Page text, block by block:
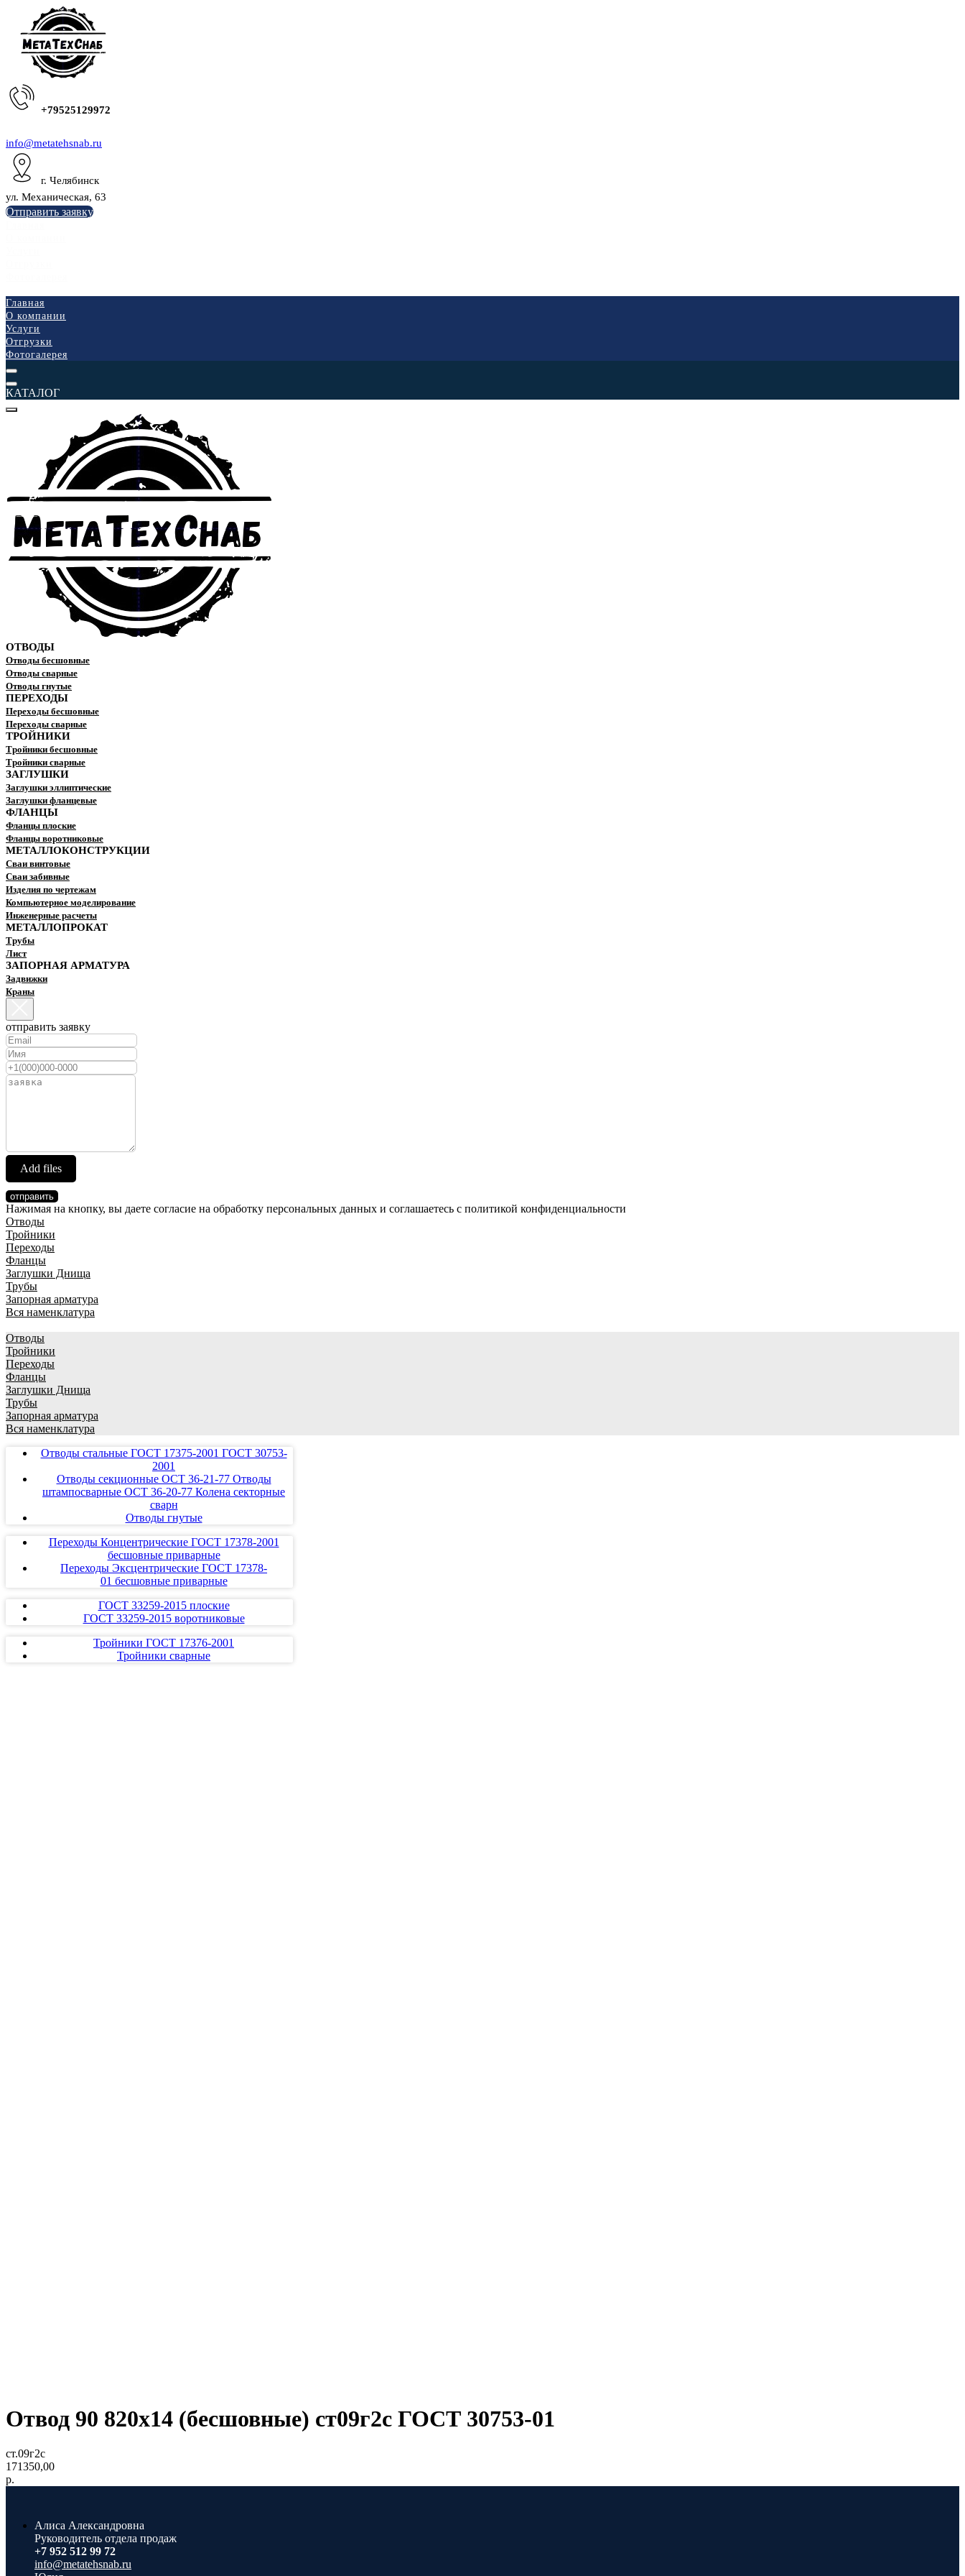
+79525129972
info@metatehsnab.ru
г. Челябинск
ул. Механическая, 63
Отправить заявку
Главная
О компании
Услуги
Отгрузки
Фотогалерея
КАТАЛОГ
ОТВОДЫ
Отводы бесшовные
Отводы сварные
Отводы гнутые
ПЕРЕХОДЫ
Переходы бесшовные
Переходы сварные
ТРОЙНИКИ
Тройники бесшовные
Тройники сварные
ЗАГЛУШКИ
Заглушки эллиптические
Заглушки фланцевые
ФЛАНЦЫ
Фланцы плоские
Фланцы воротниковые
МЕТАЛЛОКОНСТРУКЦИИ
Сваи винтовые
Сваи забивные
Изделия по чертежам
Компьютерное моделирование
Инженерные расчеты
МЕТАЛЛОПРОКАТ
Трубы
Лист
ЗАПОРНАЯ АРМАТУРА
Задвижки
Краны
отправить заявку
Add files
отправить
Нажимая на кнопку, вы даете согласие на обработку персональных данных и соглашаетесь c политикой конфиденциальности
Отводы
Тройники
Переходы
Фланцы
Заглушки Днища
Трубы
Запорная арматура
Вся наменклатура
Отводы
Тройники
Переходы
Фланцы
Заглушки Днища
Трубы
Запорная арматура
Вся наменклатура
Отводы стальные ГОСТ 17375-2001 ГОСТ 30753-
2001
Отводы секционные ОСТ 36-21-77 Отводы
штампосварные ОСТ 36-20-77 Колена секторные
сварн
Отводы гнутые
Переходы Концентрические ГОСТ 17378-2001
бесшовные приварные
Переходы Эксцентрические ГОСТ 17378-
01 бесшовные приварные
ГОСТ 33259-2015 плоские
ГОСТ 33259-2015 воротниковые
Тройники ГОСТ 17376-2001
Тройники сварные
Отвод 90 820х14 (бесшовные) ст09г2с ГОСТ 30753-01
ст.09г2с
171350,00
р.
Алиса Александровна
Руководитель отдела продаж
+7 952 512 99 72
info@metatehsnab.ru